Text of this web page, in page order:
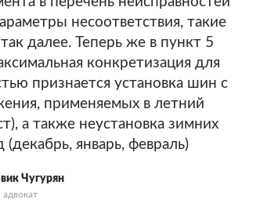
несоответствия, такие
далее. Теперь же в пункт 5
конкретизация для
признается установка шин с
применяемых в летний
а также неустановка зимних
январь, февраль)
Чугурян
адвокат